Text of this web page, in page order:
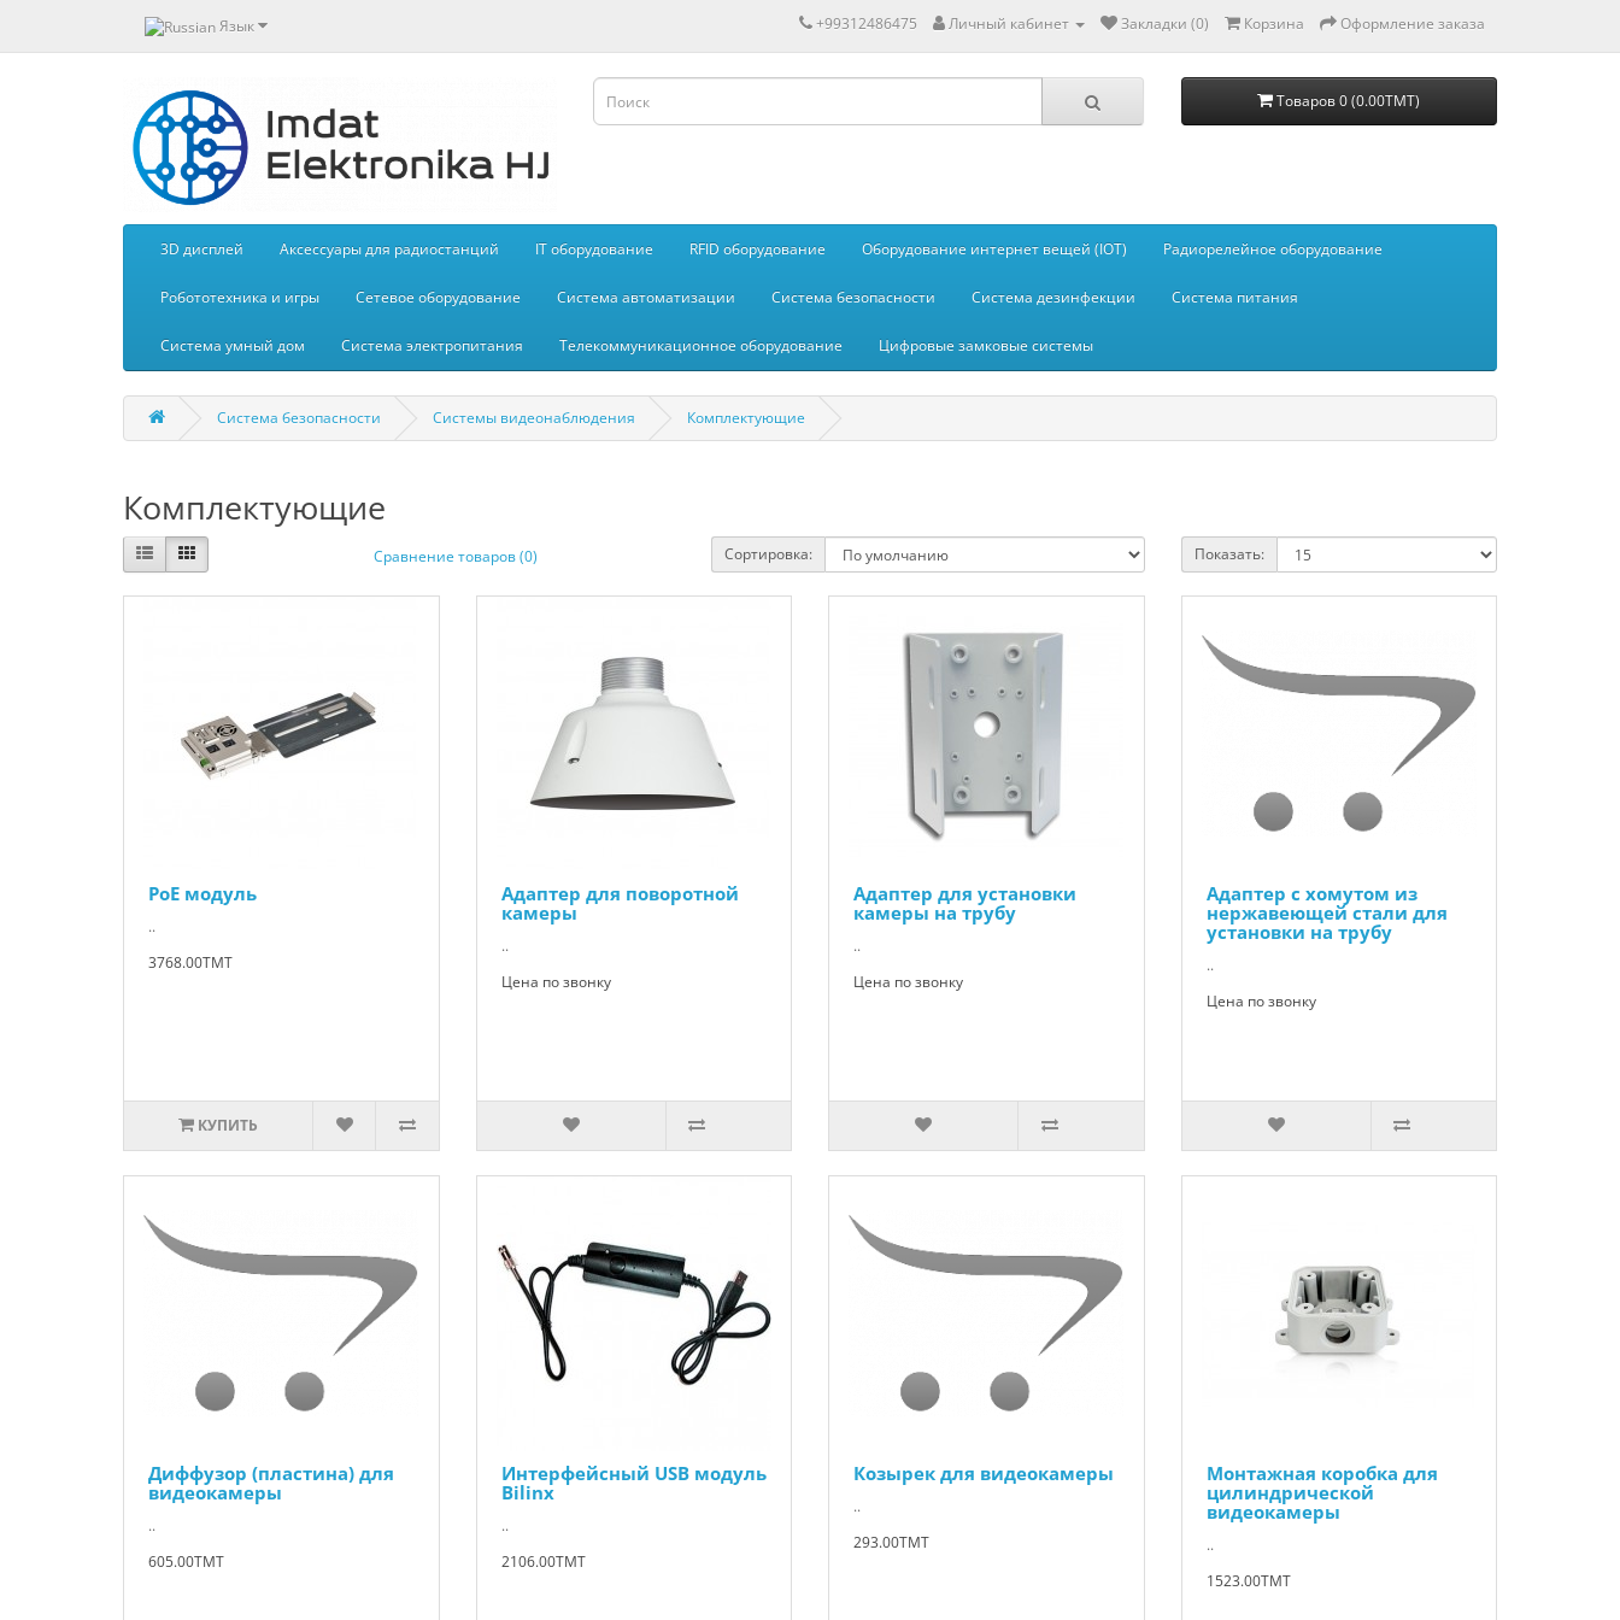
Язык +99312486475 Личный кабинет Закладки (0) Корзина Оформление заказа
Товаров 0 (0.00TMT)
3D дисплей Aксессуары для радиостанций IT оборудование RFID оборудование Оборудование интернет вещей (IOT) Радиорелейное оборудование
Робототехника и игры Сетевое оборудование Система автоматизации Система безопасности Система дезинфекции Система питания
Система умный дом Система электропитания Телекоммуникационное оборудование Цифровые замковые системы
Система безопасности Системы видеонаблюдения Комплектующие
Комплектующие
Сравнение товаров (0) Сортировка: Показать:
PoE модуль
..
3768.00TMT
КУПИТЬ
Адаптер для поворотной
камеры
..
Цена по звонку
Адаптер для установки
камеры на трубу
..
Цена по звонку
Адаптер с хомутом из
нержавеющей стали для
установки на трубу
..
Цена по звонку
Диффузор (пластина) для
видеокамеры
..
605.00TMT
Интерфейсный USB модуль
Bilinx
..
2106.00TMT
Козырек для видеокамеры
..
293.00TMT
Монтажная коробка для
цилиндрической
видеокамеры
..
1523.00TMT